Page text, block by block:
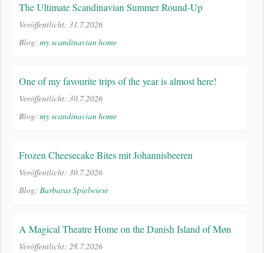
The Ultimate Scandinavian Summer Round-Up
Veröffentlicht: 31.7.2026
Blog: my scandinavian home
One of my favourite trips of the year is almost here!
Veröffentlicht: 30.7.2026
Blog: my scandinavian home
Frozen Cheesecake Bites mit Johannisbeeren
Veröffentlicht: 30.7.2026
Blog: Barbaras Spielwiese
A Magical Theatre Home on the Danish Island of Møn
Veröffentlicht: 28.7.2026